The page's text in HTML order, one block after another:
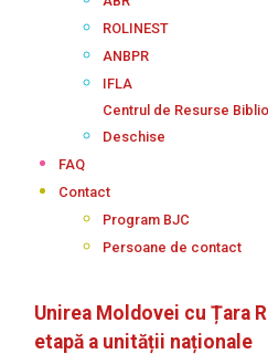
ROLINEST
ANBPR
IFLA
Centrul de Resurse
Deschise
FAQ
Contact
Program BJC
Persoane de contact
Unirea Moldovei cu Țara
etapă a unității naționale